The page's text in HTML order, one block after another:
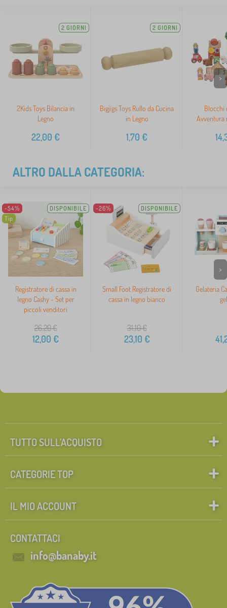
2 GIORNI
2Kids Toys Bilancia in
Legno
22,00 €
2 GIORNI
Bigjigs Toys Rullo da Cucina
in Legno
1,70 €
Blocchi
Avventura
>
ALTRO DALLA CATEGORIA:
-54%
Tip
DISPONIBILE
Registratore di cassa in
legno Cashy - Set per
piccoli venditori
26,20€
12,00 €
-26% DISPONIBILE
Small Foot Registratore di
cassa in legno bianco
31,10€
23,10 €
Gelateria
>
TUTTO SULL’ACQUISTO
CATEGORIE TOP
IL MIO ACCOUNT
CONTATTACI
info@banaby.it